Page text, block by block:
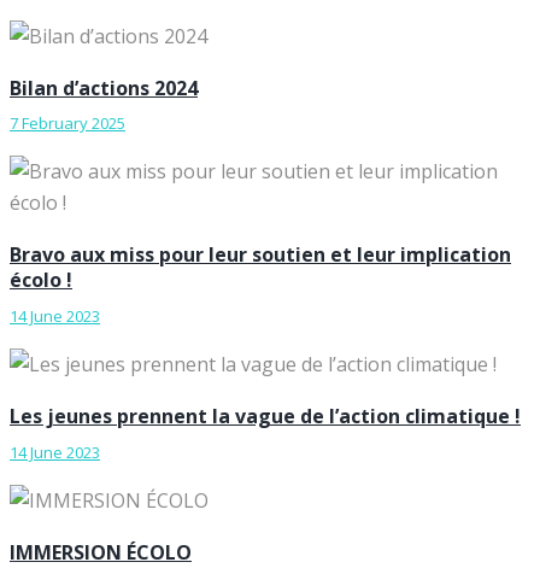
Bilan d’actions 2024
7 February 2025
Bravo aux miss pour leur soutien et leur implication
écolo !
14 June 2023
Les jeunes prennent la vague de l’action climatique !
14 June 2023
IMMERSION ÉCOLO